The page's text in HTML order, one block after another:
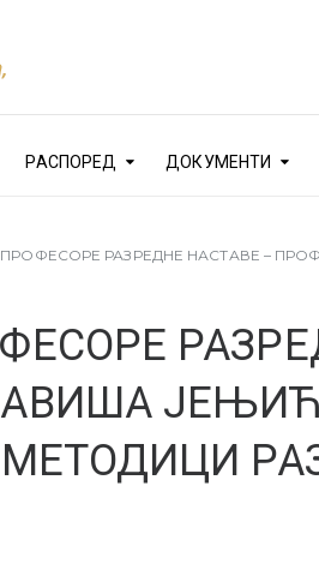
РАСПОРЕД ДОКУМЕНТИ
РАЗРЕДНЕ НАСТАВЕ –